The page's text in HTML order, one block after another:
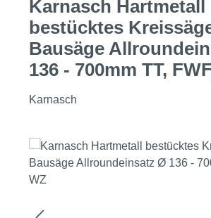
Karnasch Hartmetall
bestücktes
Bausäge
136 - 700mm TT,
Karnasch
Bildergalerie überspringen